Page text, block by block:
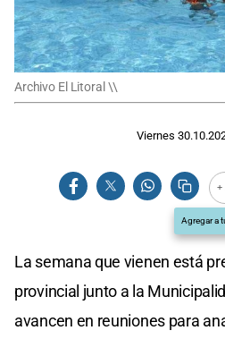
Archivo El Litoral \\
Viernes
+
Agregar a
La semana que vienen está
provincial junto a la
avancen en reuniones para